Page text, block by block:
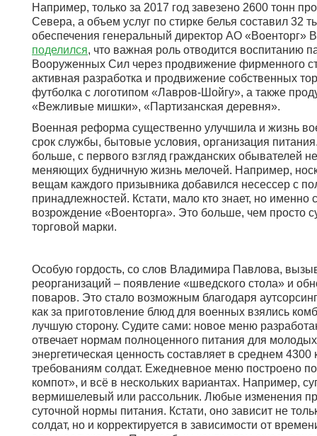
Например, только за 2017 год завезено 2600 тонн
Севера, а объем услуг по стирке белья составил 32
обеспечения генеральный директор АО «Военторг»
поделился, что важная роль отводится воспитанию
Вооруженных Сил через продвижение фирменного
активная разработка и продвижение собственных
футболка с логотипом «Лавров-Шойгу», а также
«Вежливые мишки», «Партизанская деревня».
Военная реформа существенно улучшила и жизнь
срок службы, бытовые условия, организация
больше, с первого взгляд гражданских обывателей
меняющих будничную жизнь мелочей. Например,
вещам каждого призывника добавился несессер с
принадлежностей. Кстати, мало кто знает, но именно
возрождение «Военторга». Это больше, чем просто
торговой марки.
Особую гордость, со слов Владимира Павлова,
реорганизаций – появление «шведского стола» и
поваров. Это стало возможным благодаря
как за приготовление блюд для военных взялись
лучшую сторону. Судите сами: новое меню
отвечает нормам полноценного питания для
энергетическая ценность составляет в среднем 4300
требованиям солдат. Ежедневное меню построено
компот», и всё в нескольких вариантах. Например,
вермишелевый или рассольник. Любые изменения
суточной нормы питания. Кстати, оно зависит не
солдат, но и корректируется в зависимости от